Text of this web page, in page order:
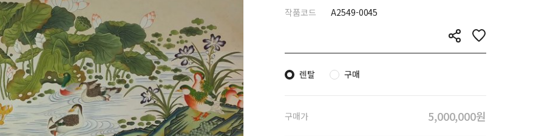
작품코드
A2549-0045
렌탈 구매
구매가 5,000,000원